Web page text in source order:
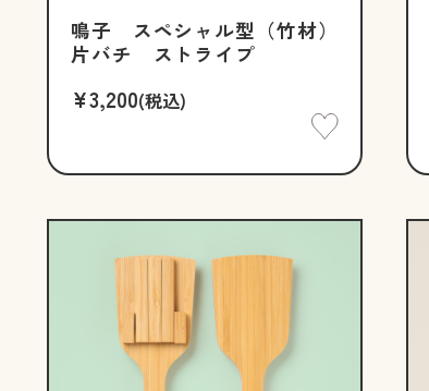
鳴子 スペシャル型（竹材）
片バチ ストライプ
¥3,200(税込)